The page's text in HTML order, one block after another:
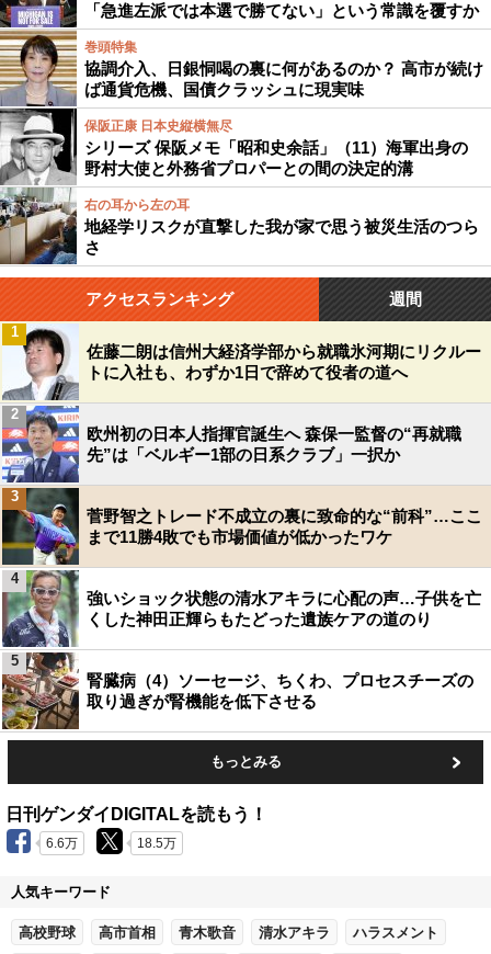
「急進左派では本選で勝てない」という常識を覆すか
巻頭特集
協調介入、日銀恫喝の裏に何があるのか？ 高市が続け
ば通貨危機、国債クラッシュに現実味
保阪正康 日本史縦横無尽
シリーズ 保阪メモ「昭和史余話」（11）海軍出身の
野村大使と外務省プロパーとの間の決定的溝
右の耳から左の耳
地経学リスクが直撃した我が家で思う被災生活のつら
さ
アクセスランキング 週間
佐藤二朗は信州大経済学部から就職氷河期にリクルー
トに入社も、わずか1日で辞めて役者の道へ
1
欧州初の日本人指揮官誕生へ 森保一監督の“再就職
先”は「ベルギー1部の日系クラブ」一択か
2
菅野智之トレード不成立の裏に致命的な“前科”…ここ
まで11勝4敗でも市場価値が低かったワケ
3
強いショック状態の清水アキラに心配の声…子供を亡
くした神田正輝らもたどった遺族ケアの道のり
4
腎臓病（4）ソーセージ、ちくわ、プロセスチーズの
取り過ぎが腎機能を低下させる
5
もっとみる
日刊ゲンダイDIGITALを読もう！
6.6万 18.5万
人気キーワード
高校野球 高市首相 青木歌音 清水アキラ ハラスメント